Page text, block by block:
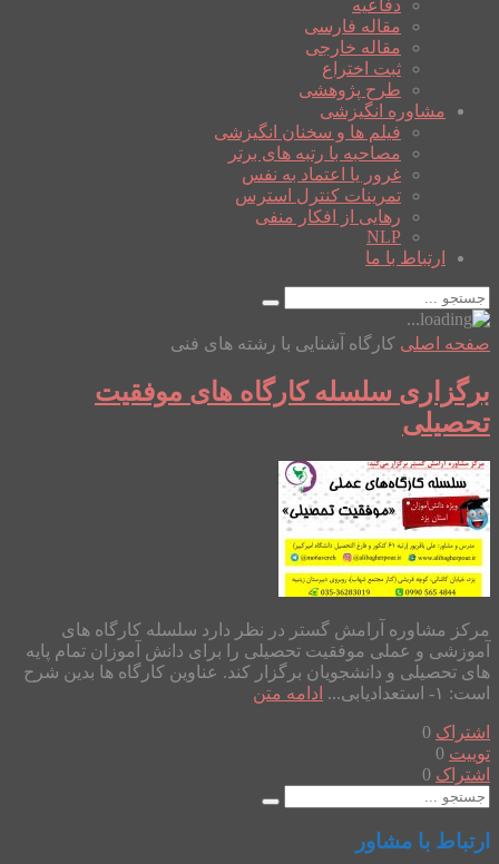
دفاعیه
مقاله فارسی
مقاله خارجی
ثبت اختراع
طرح پژوهشی
مشاوره انگیزشی
فیلم ها و سخنان انگیزشی
مصاحبه با رتبه های برتر
غرور یا اعتماد به نفس
تمرینات کنترل استرس
رهایی از افکار منفی
NLP
ارتباط با ما
صفحه اصلی کارگاه آشنایی با رشته های فنی
برگزاری سلسله کارگاه های موفقیت
تحصیلی
مرکز مشاوره آرامش گستر در نظر دارد سلسله کارگاه های
آموزشی و عملی موفقیت تحصیلی را برای دانش آموزان تمام پایه
های تحصیلی و دانشجویان برگزار کند. عناوین کارگاه ها بدین شرح
است: ۱- استعدادیابی...
ادامه متن
اشتراک 0
توییت 0
اشتراک 0
ارتباط با مشاور